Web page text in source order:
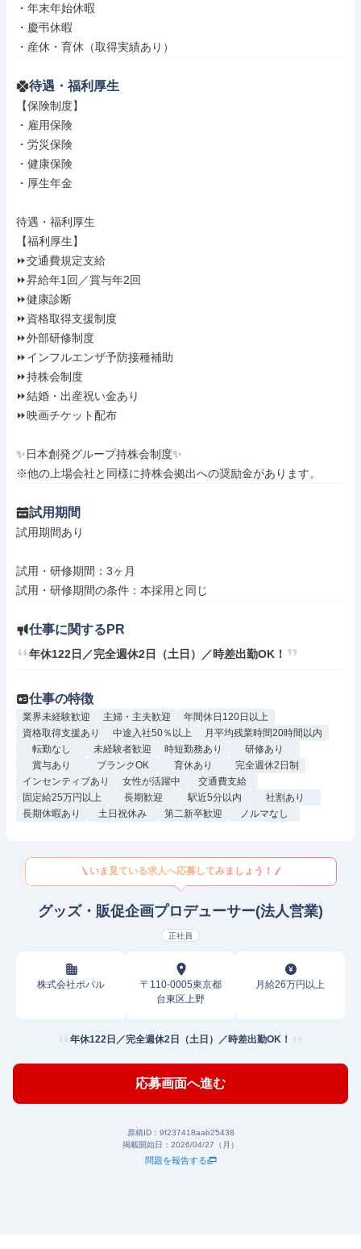
・年末年始休暇
・慶弔休暇
・産休・育休（取得実績あり）
待遇・福利厚生
【保険制度】
・雇用保険
・労災保険
・健康保険
・厚生年金
待遇・福利厚生
【福利厚生】
⏩交通費規定支給
⏩昇給年1回／賞与年2回
⏩健康診断
⏩資格取得支援制度
⏩外部研修制度
⏩インフルエンザ予防接種補助
⏩持株会制度
⏩結婚・出産祝い金あり
⏩映画チケット配布
✨日本創発グループ持株会制度✨
※他の上場会社と同様に持株会拠出への奨励金があります。
試用期間
試用期間あり
試用・研修期間：3ヶ月
仕事に関するPR
年休122日／完全週休2日（土日）／時差出勤OK！
仕事の特徴
業界未経験歓迎 主婦・主夫歓迎
年間休日120日以上
資格取得支援あり
中途入社50％以上
月平均残業時間20時間以内
転勤なし
未経験者歓迎 時短勤務あり
研修あり
賞与あり
ブランクOK 育休あり
完全週休2日制
インセンティブあり
女性が活躍中
交通費支給
固定給25万円以上
長期歓迎 駅近5分以内
社割あり
長期休暇あり
土日祝休み 第二新卒歓迎 ノルマなし
いま見ている求人へ応募してみましょう！
グッズ・販促企画プロデューサー(法人営業)
正社員
株式会社ポパル
〒110-0005東京都
台東区上野
月給26万円以上
年休122日／完全週休2日（土日）／時差出勤OK！
応募画面へ進む
原稿ID： 9f237418aab25438
掲載開始日： 2026/04/27（月）
問題を報告する